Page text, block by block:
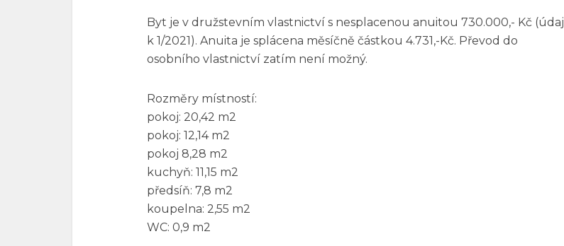
Byt je v družstevním vlastnictví s nesplacenou anuitou 730.000,- Kč (údaj
k 1/2021). Anuita je splácena měsíčně částkou 4.731,-Kč. Převod do
osobního vlastnictví zatím není možný.
Rozměry místností:
pokoj: 20,42 m2
pokoj: 12,14 m2
pokoj 8,28 m2
kuchyň: 11,15 m2
předsíň: 7,8 m2
koupelna: 2,55 m2
WC: 0,9 m2